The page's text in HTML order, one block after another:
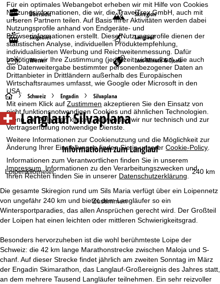
Für ein optimales Webangebot erheben wir mit Hilfe von Cookies
Nutzungsinformationen, die wir, die TravelTrex GmbH, auch mit
unseren Partnern teilen. Auf Basis Ihrer Aktivitäten werden dabei
Nutzungsprofile anhand von Endgeräte- und
Browserinformationen erstellt. Diese Nutzungsprofile dienen der
statistischen Analyse, individuellen Produktempfehlung,
individualisierten Werbung und Reichweitenmessung. Dafür
benötigen wir Ihre Zustimmung (jederzeit widerrufbar), die auch
die Datenweitergabe bestimmter personenbezogener Daten an
Drittanbieter in Drittländern außerhalb des Europäischen
Wirtschaftsraumes umfasst, wie Google oder Microsoft in den
USA.
Mit einem Klick aufZustimmen akzeptieren Sie den Einsatz von
nicht funktionsnotwendigen Cookies und ähnlichen Technologien.
Wenn SieAblehnenklicken, verwenden wir nur technisch und zur
Vertragserfüllung notwendige Dienste.
Weitere Informationen zur Cookienutzung und die Möglichkeit zur
Änderung Ihrer Einstellungen finden Sie in unsererCookie-Policy
Informationen zum Verantwortlichen finden Sie in unserem
Impressum . Informationen zu den Verarbeitungszwecken und
Ihren Rechten finden Sie in unserer Datenschutzerklärung
Zustimmen
Übersicht Skiregion
Skigebiet Langlauf
Wetter Last-Minute & Deals
S
t
a
t
s
e
t
e
Schweiz Engadin Silvaplana
Langlauf Silvaplana
Informationen zum Langlauf
240 km
Loipenkilometer:
Die gesamte Skiregion rund um Sils Maria verfügt über ein Loipennetz
von ungefähr 240 km und bietet dem Langläufer so ein
Wintersportparadies, das allen Ansprüchen gerecht wird. Der Großteil
der Loipen hat einen leichten oder mittleren Schwierigkeitsgrad.
Besonders hervorzuheben ist die wohl berühmteste Loipe der
Schweiz: die 42 km lange Marathonstrecke zwischen Maloja und S-
chanf. Auf dieser Strecke findet jährlich am zweiten Sonntag im März
der Engadin Skimarathon, das Langlauf-Großereignis des Jahres statt,
an dem mehrere Tausend Langläufer teilnehmen. Ein sehr reizvoller